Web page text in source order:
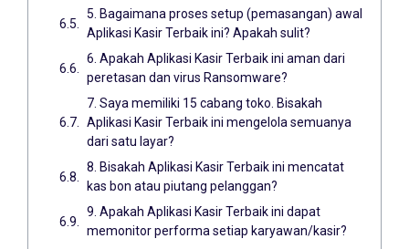
5. Bagaimana proses setup (pemasangan) awal
Aplikasi Kasir Terbaik ini? Apakah sulit?
6. Apakah Aplikasi Kasir Terbaik ini aman dari
peretasan dan virus Ransomware?
7. Saya memiliki 15 cabang toko. Bisakah
Aplikasi Kasir Terbaik ini mengelola semuanya
dari satu layar?
8. Bisakah Aplikasi Kasir Terbaik ini mencatat
kas bon atau piutang pelanggan?
9. Apakah Aplikasi Kasir Terbaik ini dapat
memonitor performa setiap karyawan/kasir?